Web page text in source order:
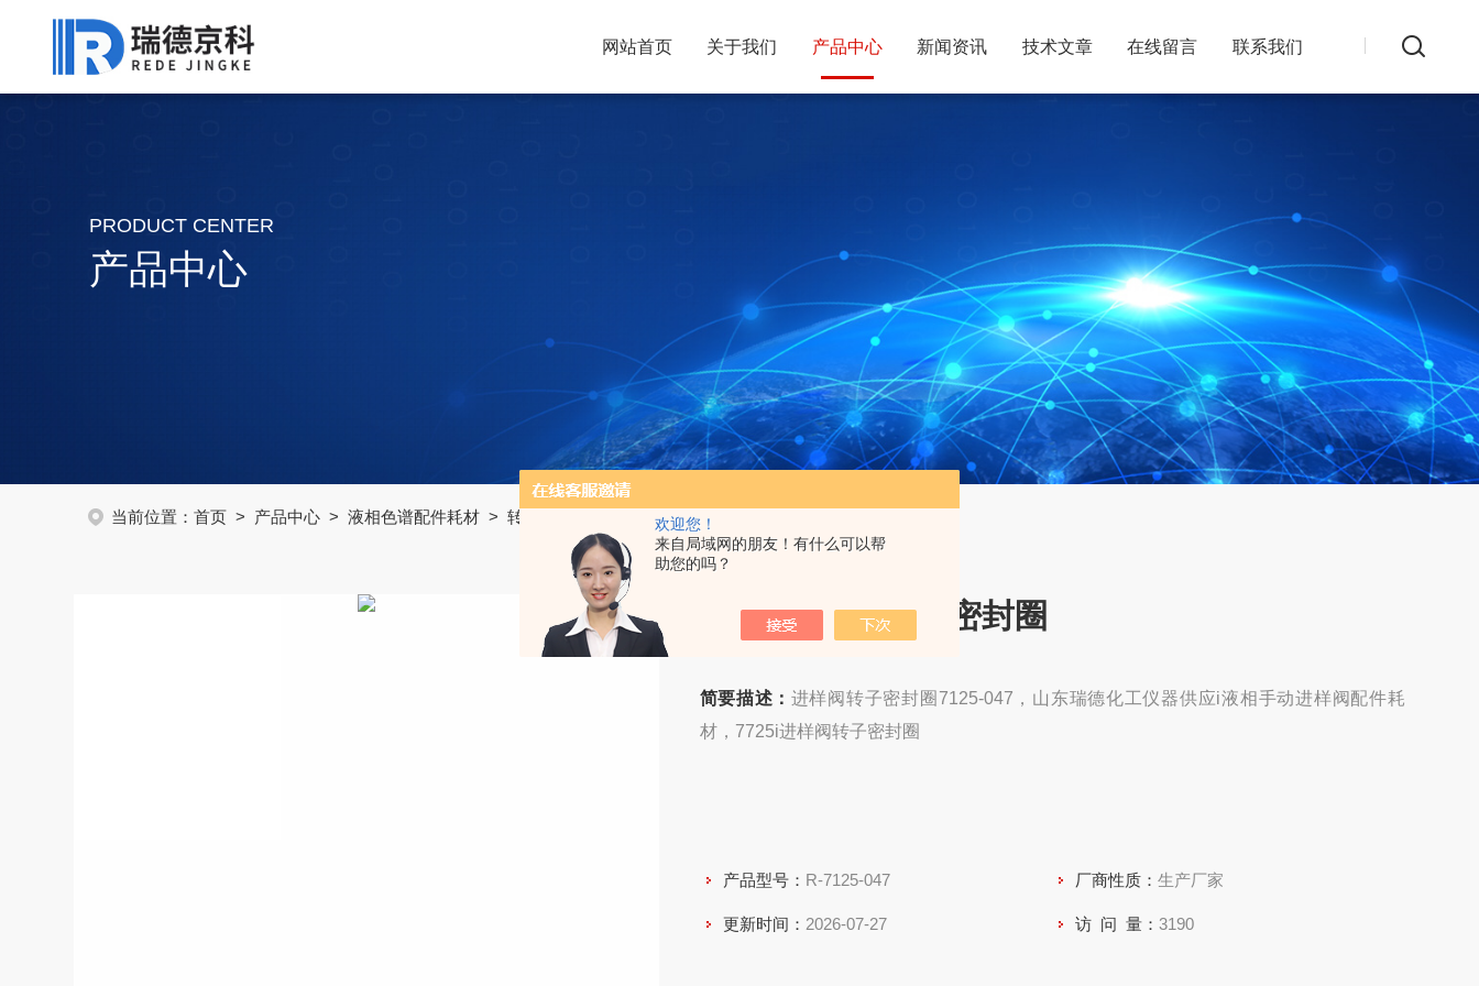
欢迎您！
来自局域网的朋友！有什么可以帮
助您的吗？
网站首页 关于我们 产品中心 新闻资讯 技术文章 在线留言 联系我们
PRODUCT CENTER
产品中心
当前位置：首页 > 产品中心 >液相色谱配件耗材 >转子密封圈 > R-7125-0477725i进样阀转子密封圈
7725i进样阀转子密封圈
简要描述： 进样阀转子密封圈7125-047，山东瑞德化工仪器供应i液相手动进样阀配件耗
材，7725i进样阀转子密封圈
产品型号： R-7125-047 厂商性质：生产厂家
更新时间： 2026-07-27 访 问 量：3190